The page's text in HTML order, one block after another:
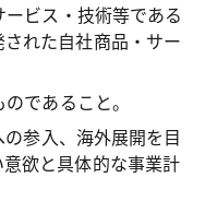
ービス・技術等である
れた自社商品・サー
であること。
の参入、海外展開を目
欲と具体的な事業計